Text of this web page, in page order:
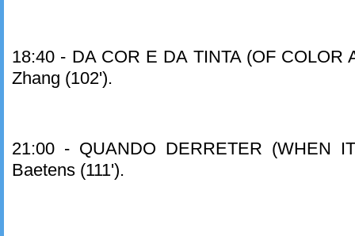
18:40 - DA COR E DA TINTA (OF COLOR
Zhang (102').
21:00 - QUANDO DERRETER (WHEN
Baetens (111').